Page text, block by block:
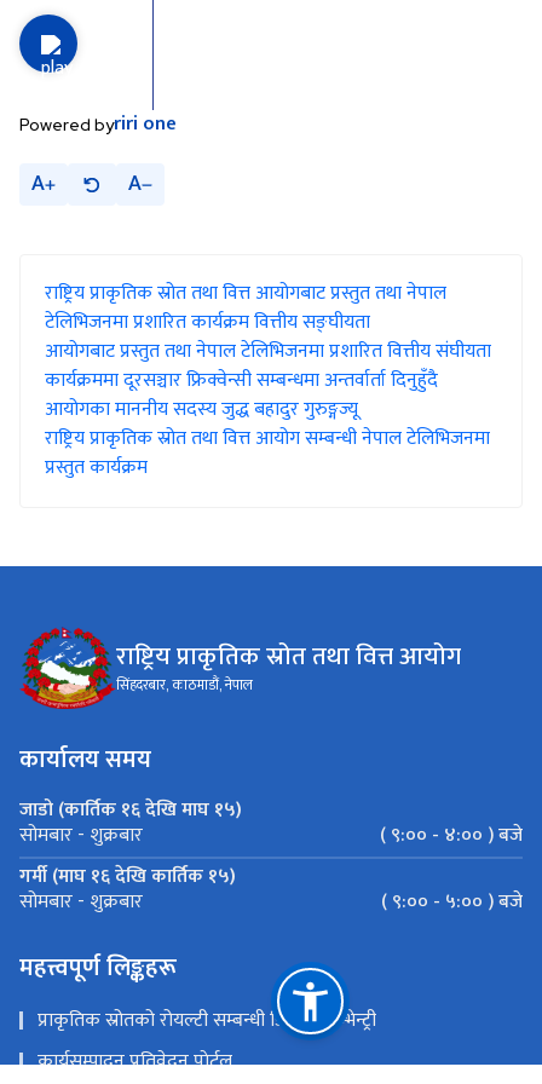
Powered byriri one
A A
राष्ट्रिय प्राकृतिक स्रोत तथा वित्त आयोगबाट प्रस्तुत तथा नेपाल
टेलिभिजनमा प्रशारित कार्यक्रम वित्तीय सङ्घीयता
आयोगबाट प्रस्तुत तथा नेपाल टेलिभिजनमा प्रशारित वित्तीय संघीयता
कार्यक्रममा दूरसञ्चार फ्रिक्वेन्सी सम्बन्धमा अन्तर्वार्ता दिनुहुँदै
आयोगका माननीय सदस्य जुद्ध बहादुर गुरुङ्गज्यू
राष्ट्रिय प्राकृतिक स्रोत तथा वित्त आयोग सम्बन्धी नेपाल टेलिभिजनमा
प्रस्तुत कार्यक्रम
राष्ट्रिय प्राकृतिक स्रोत तथा वित्त आयोग
सिंहदरबार, काठमाडौं, नेपाल
कार्यालय समय
जाडो (कार्तिक १६ देखि माघ १५)
सोमबार - शुक्रबार
( ९:०० - ४:०० ) बजे
गर्मी (माघ १६ देखि कार्तिक १५)
सोमबार - शुक्रबार ( ९:०० - ५:०० ) बजे
महत्त्वपूर्ण लिङ्कहरू
प्राकृतिक स्रोतको रोयल्टी सम्बन्धी डिजिटल इन्भेन्ट्री
कार्यसम्पादन प्रतिवेदन पाेर्टल